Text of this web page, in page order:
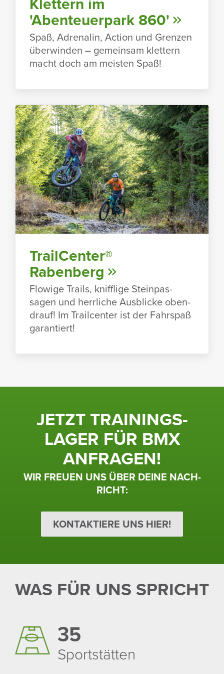
'Aben­teu­er­park 860'
Spaß, Adre­nalin, Action und Grenzen
über­winden – gemeinsam klet­tern
macht doch am meisten Spaß!
TrailCenter®
Raben­berg
Flowige Trails, kniff­lige Stein­pas­
sagen und herr­liche Ausblicke oben­
drauf! Im Trailcenter ist der Fahr­spaß
garan­tiert!
JETZT TRAI­NINGS­
LAGER FÜR BMX
ANFRAGEN!
WIR FREUEN UNS ÜBER DEINE NACH­
RICHT:
KONTAKTIERE UNS HIER!
WAS FÜR UNS SPRICHT
35
Sport­stätten